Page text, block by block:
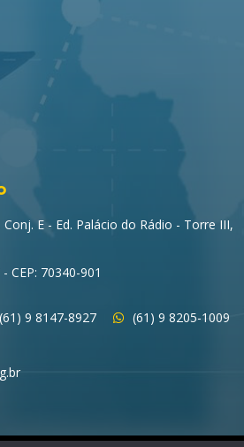
Conj. E - Ed. Palácio do Rádio - Torre III,
CEP: 70340-901
(61) 9 8147-8927 (61) 9 8205-1009